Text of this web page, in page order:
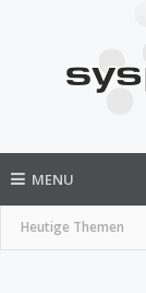
MENU
Heutige Themen